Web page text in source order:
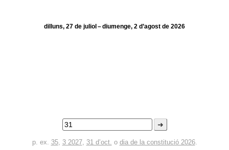
dilluns, 27 de juliol – diumenge, 2 d’agost de 2026
➜
p. ex. 35, 3 2027, 31 d’oct. o dia de la constitució 2026.